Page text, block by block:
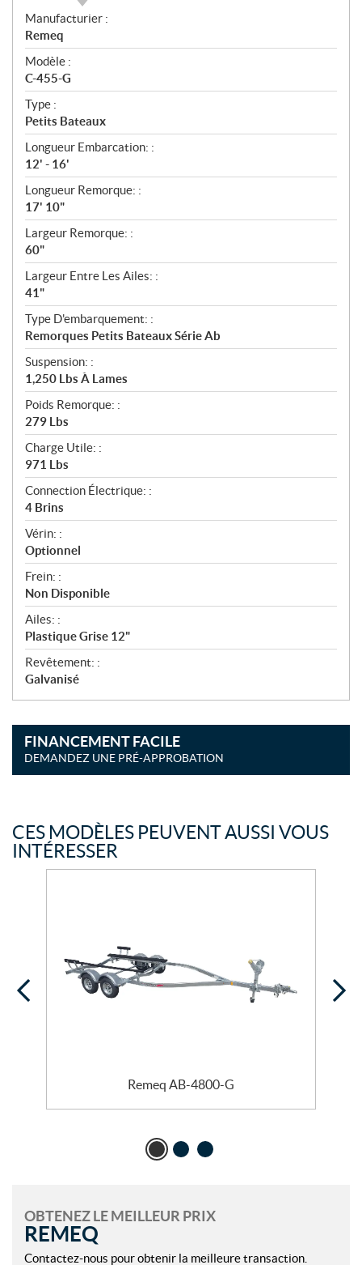
S
p
é
c
i
f
i
c
a
t
i
o
n
s
Manufacturier :
Remeq
Modèle :
C-455-G
Type :
Petits Bateaux
Longueur Embarcation: :
12' - 16'
Longueur Remorque: :
17' 10"
Largeur Remorque: :
60"
Largeur Entre Les Ailes: :
41"
Type D'embarquement: :
Remorques Petits Bateaux Série Ab
Suspension: :
1,250 Lbs À Lames
Poids Remorque: :
279 Lbs
Charge Utile: :
971 Lbs
Connection Électrique: :
4 Brins
Vérin: :
Optionnel
Frein: :
Non Disponible
Ailes: :
Plastique Grise 12"
Revêtement: :
Galvanisé
FINANCEMENT FACILE
DEMANDEZ UNE PRÉ-APPROBATION
CES MODÈLES PEUVENT AUSSI VOUS
INTÉRESSER
Remeq AB-4800-G
OBTENEZ LE MEILLEUR PRIX
REMEQ
Contactez-nous pour obtenir la meilleure transaction.